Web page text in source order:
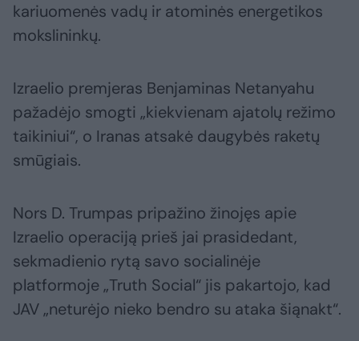
kariuomenės vadų ir atominės energetikos
mokslininkų.
Izraelio premjeras Benjaminas Netanyahu
pažadėjo smogti „kiekvienam ajatolų režimo
taikiniui“, o Iranas atsakė daugybės raketų
smūgiais.
Nors D. Trumpas pripažino žinojęs apie
Izraelio operaciją prieš jai prasidedant,
sekmadienio rytą savo socialinėje
platformoje „Truth Social“ jis pakartojo, kad
JAV „neturėjo nieko bendro su ataka šiąnakt“.